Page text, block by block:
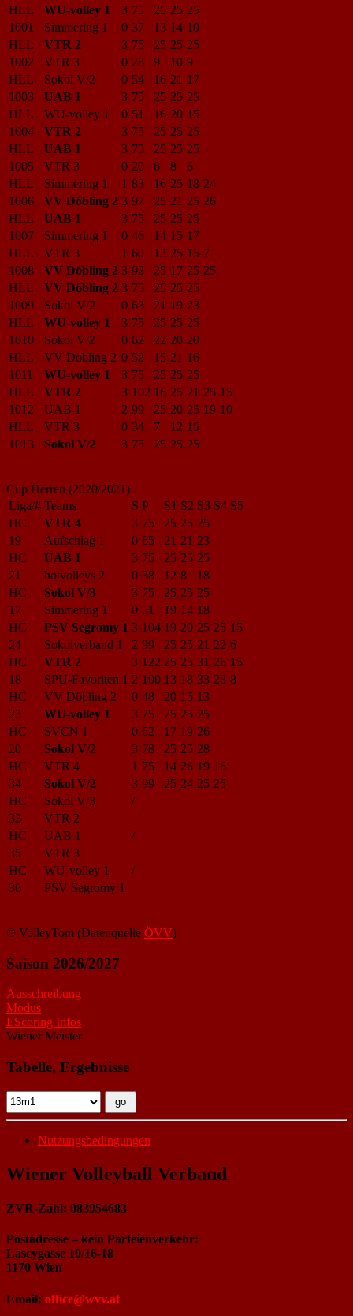
HLL
WU-volley 1 3 75 25 25 25
1001
Simmering 1 0 37 13 14 10
HLL
VTR 2 3 75 25 25 25
1002
VTR 3 0 28 9 10 9
HLL
Sokol V/2 0 54 16 21 17
1003
UAB 1 3 75 25 25 25
HLL
WU-volley 1 0 51 16 20 15
1004
VTR 2 3 75 25 25 25
HLL
UAB 1 3 75 25 25 25
1005
VTR 3 0 20 6 8
6
HLL
Simmering 1 1 83 16 25 18 24
1006
VV Döbling 2 3 97 25 21 25 26
HLL
UAB 1 3 75 25 25 25
1007
Simmering 1 0 46 14 15 17
HLL
VTR 3 1 60 13 25 15 7
1008
VV Döbling 2 3 92 25 17 25 25
HLL
VV Döbling 2 3 75 25 25 25
1009
Sokol V/2 0 63 21 19 23
HLL
WU-volley 1 3 75 25 25 25
1010
Sokol V/2 0 62 22 20 20
HLL
VV Döbling 2 0 52 15 21 16
1011
WU-volley 1 3 75 25 25 25
HLL
VTR 2 3 102 16 25 21 25 15
1012
UAB 1 2 99 25 20 25 19 10
HLL
VTR 3 0 34 7 12 15
1013
Sokol V/2 3 75 25 25 25
Cup Herren (2020/2021)
Liga/# Teams S P S1 S2 S3 S4 S5
HC
VTR 4 3 75 25 25 25
19
Aufschlag 1 0 65 21 21 23
HC
UAB 1 3 75 25 25 25
21
hotvolleys 2 0 38 12 8
18
HC
Sokol V/3 3 75 25 25 25
17
Simmering 1 0 51 19 14 18
HC
PSV Segromy 1 3 104 19 20 25 25 15
24
Sokolverband 1 2 99 25 25 21 22 6
HC
VTR 2 3 122 25 25 31 26 15
18
SPU-Favoriten 1 2 100 13 18 33 28 8
HC
VV Döbling 2 0 48 20 15 13
23
WU-volley 1 3 75 25 25 25
HC
SVCN 1 0 62 17 19 26
20
Sokol V/2 3 78 25 25 28
HC
VTR 4 1 75 14 26 19 16
34
Sokol V/2 3 99 25 24 25 25
HC
Sokol V/3
/
33
VTR 2
HC
UAB 1
/
35
VTR 3
HC
WU-volley 1
/
36
PSV Segromy 1
© VolleyTom (Datenquelle ÖVV)
Saison 2026/2027
Ausschreibung
Modus
EScoring Infos
Wiener Meister
Tabelle, Ergebnisse
Nutzungsbedingungen
Wiener Volleyball Verband
ZVR-Zahl: 083954683
Postadresse – kein Parteienverkehr:
Lascygasse 10/16-18
1170 Wien
Email: office@wvv.at